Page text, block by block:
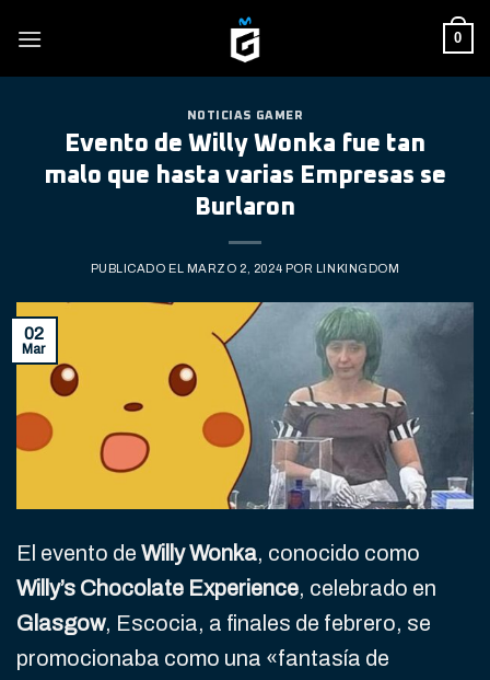
0
NOTICIAS GAMER
Evento de Willy Wonka fue tan
malo que hasta varias Empresas se
Burlaron
PUBLICADO EL MARZO 2, 2024 POR LINKINGDOM
02
Mar
El evento de Willy Wonka, conocido como
Willy’s Chocolate Experience, celebrado en
Glasgow, Escocia, a finales de febrero, se
promocionaba como una «fantasía de